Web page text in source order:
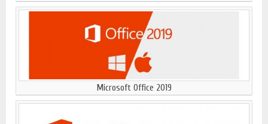
Microsoft Office 2019